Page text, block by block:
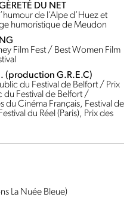
DU NET
de l’Alpe d’Huez et
humoristique de Meudon
Film Fest / Best Women Film
(production G.R.E.C)
du Festival de Belfort / Prix
du Festival de Belfort /
du Cinéma Français, Festival de
du Réel (Paris), Prix des
La Nuée Bleue)